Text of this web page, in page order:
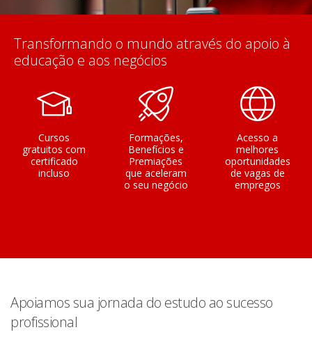
Transformando o mundo através do apoio à
educação e aos negócios
Cursos
gratuitos com
certificado
incluso
Formações,
Benefícios e
Premiações
que aceleram
o seu negócio
Acesso a
melhores
oportunidades
de vagas de
empregos
Apoiamos sua jornada do estudo ao sucesso
profissional